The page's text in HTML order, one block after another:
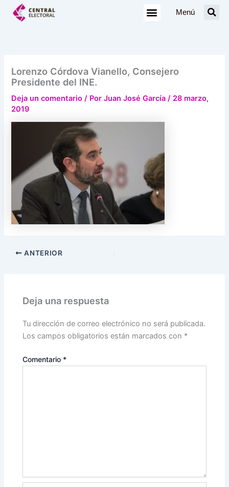
Menú
Lorenzo Córdova Vianello, Consejero
Presidente del INE.
Deja un comentario / PorJuan José García/ 28 marzo,
2019
ANTERIOR
Deja una respuesta
Tu dirección de correo electrónico no será publicada.
Los campos obligatorios están marcados con *
Comentario *